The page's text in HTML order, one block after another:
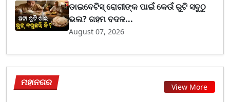
ଡାଇବେଟିସ୍ ରୋଗୀଙ୍କ ପାଇଁ କେଉଁ ରୁଟି ସବୁଠୁ
ଭଲ? ଗହମ ବଦଳ...
August 07, 2026
ମହାନଗର View More